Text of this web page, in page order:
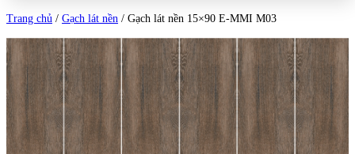
Trang chủ / Gạch lát nền / Gạch lát nền 15×90 E-MMI M03